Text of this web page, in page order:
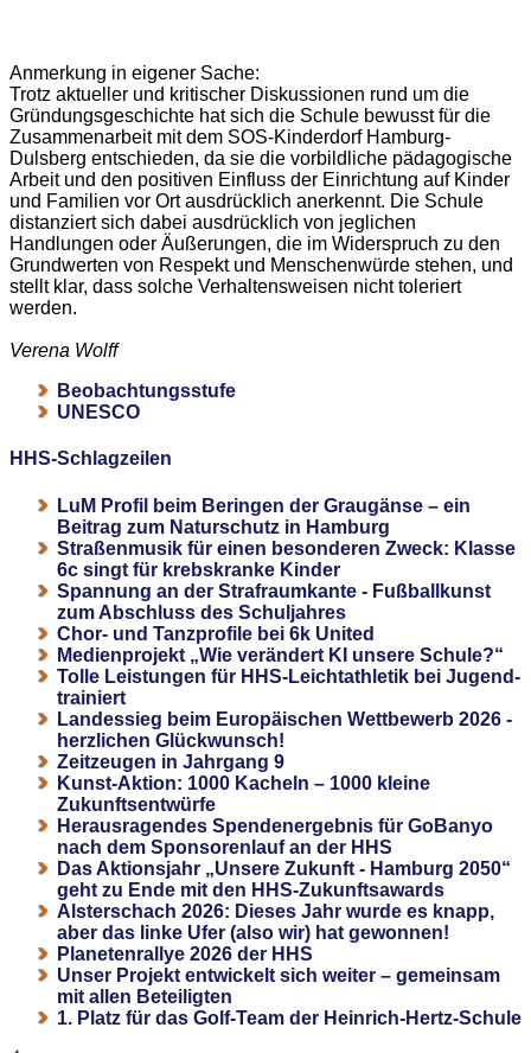
Anmerkung in eigener Sache:
Trotz aktueller und kritischer Diskussionen rund um die
Gründungsgeschichte hat sich die Schule bewusst für die
Zusammenarbeit mit dem SOS-Kinderdorf Hamburg-
Dulsberg entschieden, da sie die vorbildliche pädagogische
Arbeit und den positiven Einfluss der Einrichtung auf Kinder
und Familien vor Ort ausdrücklich anerkennt. Die Schule
distanziert sich dabei ausdrücklich von jeglichen
Handlungen oder Äußerungen, die im Widerspruch zu den
Grundwerten von Respekt und Menschenwürde stehen, und
stellt klar, dass solche Verhaltensweisen nicht toleriert
werden.
Verena Wolff
Beobachtungsstufe
UNESCO
HHS-Schlagzeilen
LuM Profil beim Beringen der Graugänse – ein
Beitrag zum Naturschutz in Hamburg
Straßenmusik für einen besonderen Zweck: Klasse
6c singt für krebskranke Kinder
Spannung an der Strafraumkante - Fußballkunst
zum Abschluss des Schuljahres
Chor- und Tanzprofile bei 6k United
Medienprojekt „Wie verändert KI unsere Schule?“
Tolle Leistungen für HHS-Leichtathletik bei Jugend-
trainiert
Landessieg beim Europäischen Wettbewerb 2026 -
herzlichen Glückwunsch!
Zeitzeugen in Jahrgang 9
Kunst-Aktion: 1000 Kacheln – 1000 kleine
Zukunftsentwürfe
Herausragendes Spendenergebnis für GoBanyo
nach dem Sponsorenlauf an der HHS
Das Aktionsjahr „Unsere Zukunft - Hamburg 2050“
geht zu Ende mit den HHS-Zukunftsawards
Alsterschach 2026: Dieses Jahr wurde es knapp,
aber das linke Ufer (also wir) hat gewonnen!
Planetenrallye 2026 der HHS
Unser Projekt entwickelt sich weiter – gemeinsam
mit allen Beteiligten
1. Platz für das Golf-Team der Heinrich-Hertz-Schule